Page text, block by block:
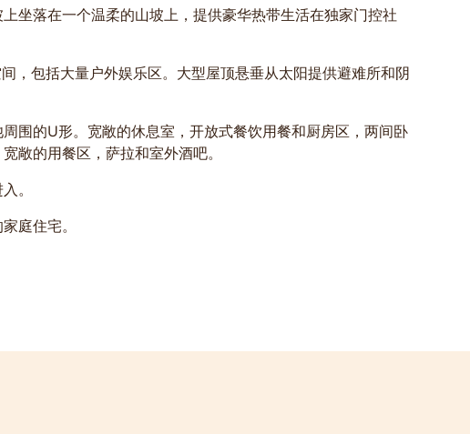
坐落在一个温柔的山坡上，提供豪华热带生活在独家门控社
，包括大量户外娱乐区。大型屋顶悬垂从太阳提供避难所和阴
围的U形。宽敞的休息室，开放式餐饮用餐和厨房区，两间卧
敞的用餐区，萨拉和室外酒吧。
。
庭住宅。